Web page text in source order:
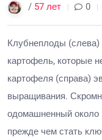
/ 57 лет 0
Клубнеплоды (слева)
картофель, которые
картофеля (справа)
выращивания.
одомашненный около
прежде чем стать